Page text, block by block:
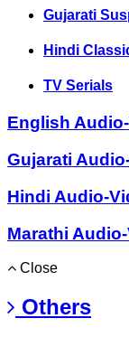
Gujarati
Hindi
TV Serials
English
Gujarati
Hindi Audio-
Marathi
Close
Others